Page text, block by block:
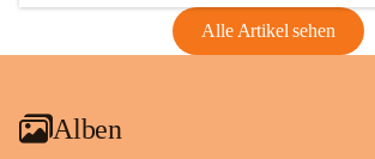
Alle Artikel sehen
Alben